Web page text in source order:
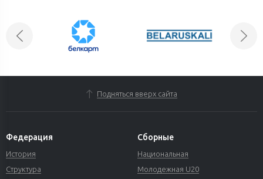
Подняться вверх сайта
Федерация
История
Структура
Сборные
Национальная
Молодежная U20